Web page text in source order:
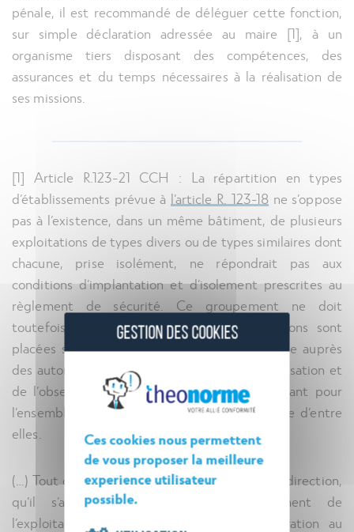
pénale, il est recommandé de déléguer cette fonction,
sur simple déclaration adressée au maire [1], à un
organisme tiers disposant des compétences, des
assurances et du temps nécessaires à la réalisation de
ses missions.
[1] Article R.123-21 CCH : La répartition en types
d’établissements prévue à l’article R. 123-18 ne s’oppose
pas à l’existence, dans un même bâtiment, de plusieurs
exploitations de types divers ou de types similaires dont
chacune, prise isolément, ne répondrait pas aux
conditions d’implantation et d’isolement prescrites au
règlement de sécurité. Ce groupement ne doit
toutefois être autorisé que si les exploitations sont
placées sous une direction unique, responsable auprès
des autorités publiques des demandes d’autorisation et
de l’observation des conditions de sécurité tant pour
l’ensemble des exploitations que pour chacune d’entre
elles.
(…) Tout changement dans l’organisation de la direction,
qu’il s’agisse ou non d’un démembrement de
l’exploitation, doit faire l’objet d’une déclaration au
GESTION DES COOKIES
Ces cookies nous permettent
de vous proposer la meilleure
experience utilisateur
possible.